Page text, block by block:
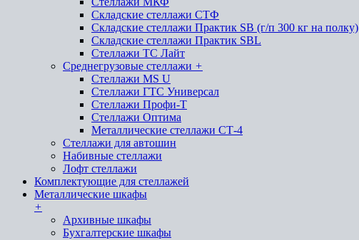
Складские стеллажи СТФ
Складские стеллажи Практик SB (г/п 300 кг на полку)
Складские стеллажи Практик SBL
Стеллажи ТС Лайт
Среднегрузовые стеллажи +
Стеллажи MS U
Стеллажи ГТС Универсал
Стеллажи Профи-Т
Стеллажи Оптима
Металлические стеллажи СТ-4
Стеллажи для автошин
Набивные стеллажи
Лофт стеллажи
Комплектующие для стеллажей
Металлические шкафы
+
Архивные шкафы
Бухгалтерские шкафы